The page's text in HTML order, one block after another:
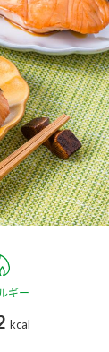
料
ギー
kcal